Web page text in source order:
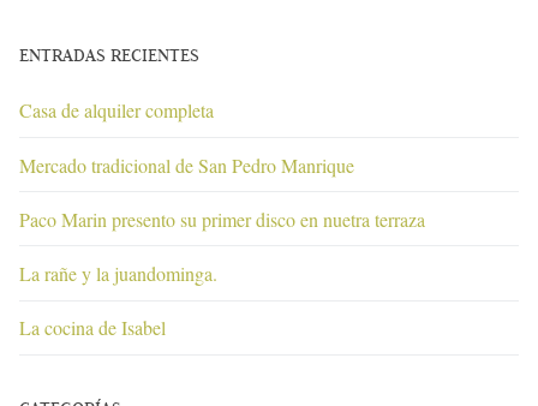
ENTRADAS RECIENTES
Casa de alquiler completa
Mercado tradicional de San Pedro Manrique
Paco Marin presento su primer disco en nuetra terraza
La rañe y la juandominga.
La cocina de Isabel